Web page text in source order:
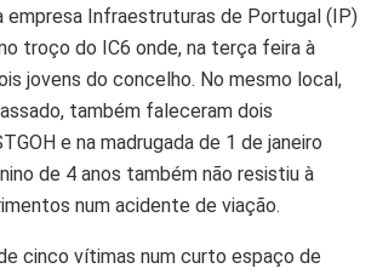
empresa Infraestruturas de Portugal (IP)
troço do IC6 onde, na terça feira à
jovens do concelho. No mesmo local,
também faleceram dois
e na madrugada de 1 de janeiro
de 4 anos também não resistiu à
num acidente de viação.
cinco vítimas num curto espaço de